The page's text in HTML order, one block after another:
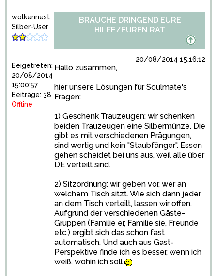
wolkennest
Silber-User
Beigetreten:
20/08/2014
15:00:57
Beiträge: 38
Offline
BRAUCHE DRINGEND EURE
HILFE/EUREN RAT
20/08/2014 15:16:12
Hallo zusammen,
hier unsere Lösungen für Soulmate's
Fragen:
1) Geschenk Trauzeugen: wir schenken
beiden Trauzeugen eine Silbermünze. Die
gibt es mit verschiedenen Prägungen,
sind wertig und kein "Staubfänger". Essen
gehen scheidet bei uns aus, weil alle über
DE verteilt sind.
2) Sitzordnung: wir geben vor, wer an
welchem Tisch sitzt. Wie sich dann jeder
an dem Tisch verteilt, lassen wir offen.
Aufgrund der verschiedenen Gäste-
Gruppen (Familie er, Familie sie, Freunde
etc.) ergibt sich das schon fast
automatisch. Und auch aus Gast-
Perspektive finde ich es besser, wenn ich
weiß, wohin ich soll